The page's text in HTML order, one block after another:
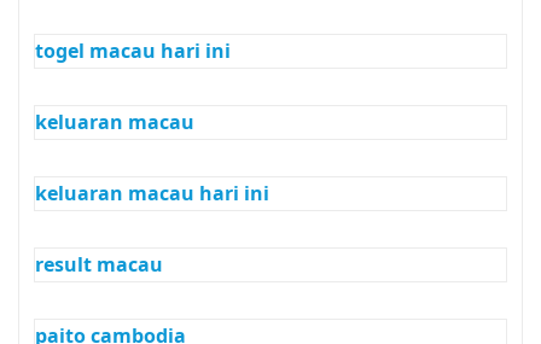
togel macau hari ini
keluaran macau
keluaran macau hari ini
result macau
paito cambodia